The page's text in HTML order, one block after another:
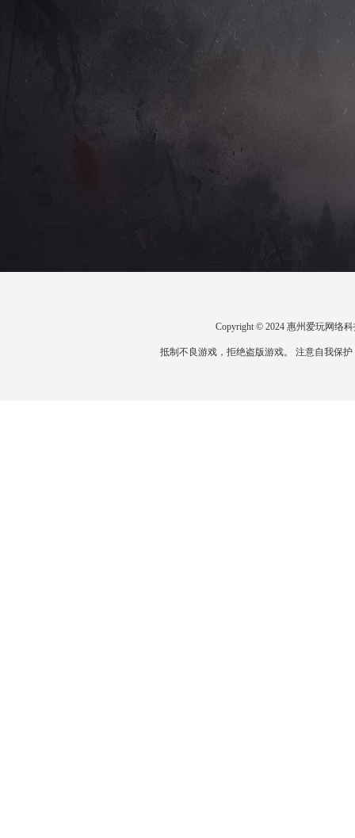
Copyright © 2024 惠州爱玩网络
抵制不良游戏，拒绝盗版游戏。 注意自我保